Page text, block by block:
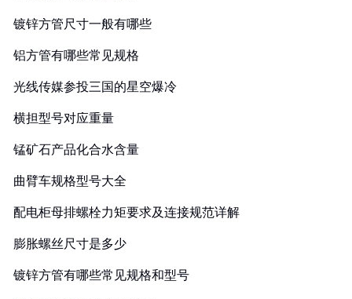
镀锌方管尺寸一般有哪些
铝方管有哪些常见规格
光线传媒参投三国的星空爆冷
横担型号对应重量
锰矿石产品化合水含量
曲臂车规格型号大全
配电柜母排螺栓力矩要求及连接规范详解
膨胀螺丝尺寸是多少
镀锌方管有哪些常见规格和型号